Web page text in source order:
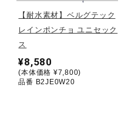
【耐水素材】ベルグテック
レインポンチョ ユニセック
ス
¥8,580
(本体価格 ¥7,800)
品番 B2JE0W20